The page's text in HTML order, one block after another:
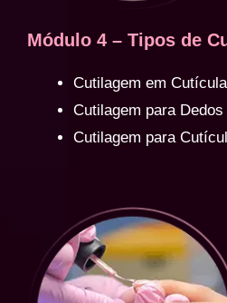
Módulo 4 – Tipos de
Cutilagem em
Cutilagem para
Cutilagem para